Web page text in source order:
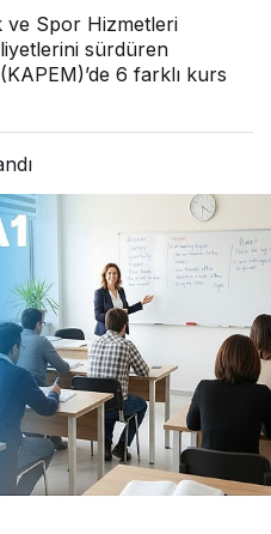
ve Spor Hizmetleri
sürdüren
6 farklı kurs